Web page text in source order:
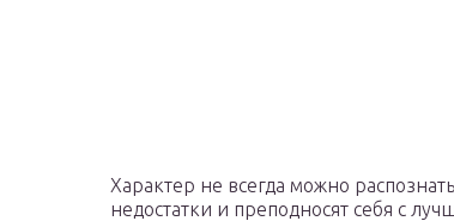
Характер не всегда можно
недостатки и преподносят себя с